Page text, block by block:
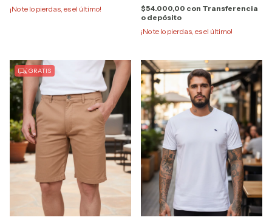
¡No te lo pierdas, es el último!
$54.000,00 con Transferencia
o depósito
¡No te lo pierdas, es el último!
GRATIS